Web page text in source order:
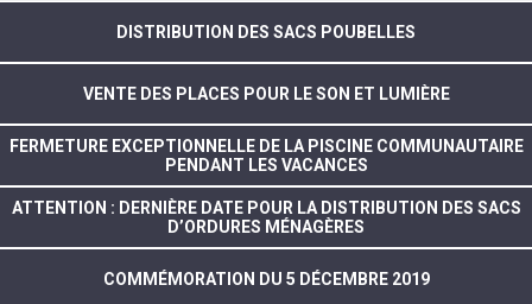
DISTRIBUTION DES SACS POUBELLES
VENTE DES PLACES POUR LE SON ET LUMIÈRE
FERMETURE EXCEPTIONNELLE DE LA PISCINE COMMUNAUTAIRE
PENDANT LES VACANCES
ATTENTION : DERNIÈRE DATE POUR LA DISTRIBUTION DES SACS
D’ORDURES MÉNAGÈRES
COMMÉMORATION DU 5 DÉCEMBRE 2019